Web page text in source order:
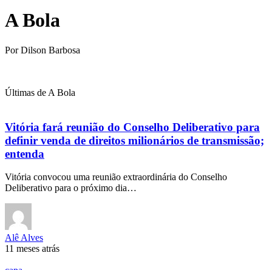
A Bola
Por Dilson Barbosa
Últimas de A Bola
Vitória fará reunião do Conselho Deliberativo para
definir venda de direitos milionários de transmissão;
entenda
Vitória convocou uma reunião extraordinária do Conselho
Deliberativo para o próximo dia…
Alê Alves
11 meses atrás